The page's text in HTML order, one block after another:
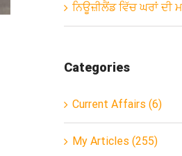
ਨਿਊਜ਼ੀਲੈਂਡ ਵਿੱਚ ਘਰਾਂ ਦੀ
Categories
Current Affairs (6)
My Articles (255)